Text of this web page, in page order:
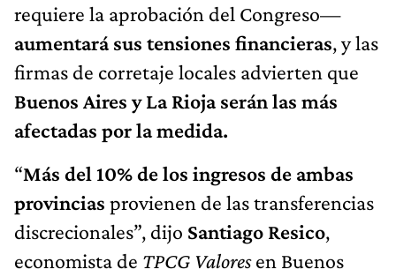
requiere la aprobación del Congreso—
aumentará sus tensiones financieras, y las
firmas de corretaje locales advierten que
Buenos Aires y La Rioja serán las más
afectadas por la medida.
“Más del 10% de los ingresos de ambas
provincias provienen de las transferencias
discrecionales”, dijo Santiago Resico,
economista de TPCG Valoresen Buenos